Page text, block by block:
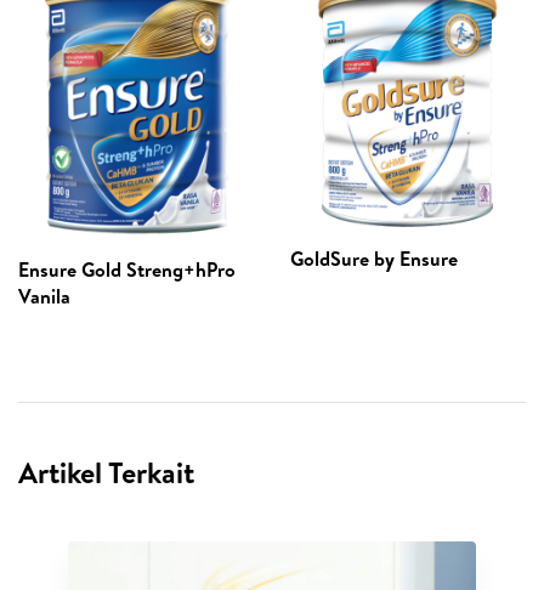
Ensure Gold Streng+hPro
Vanila
GoldSure by Ensure
Artikel Terkait